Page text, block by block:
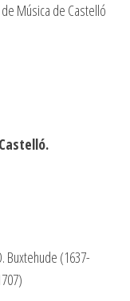
Música de Castelló
Buxtehude (1637-